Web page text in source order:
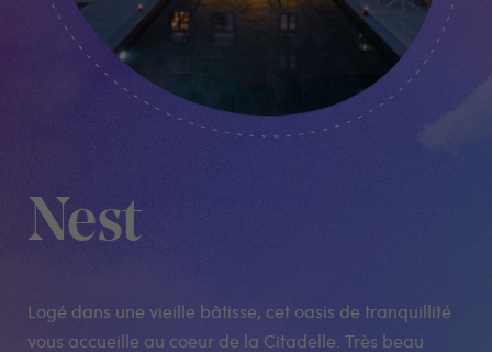
Nest
Logé dans une vieille bâtisse, cet oasis de tranquillité
vous accueille au coeur de la Citadelle. Très beau